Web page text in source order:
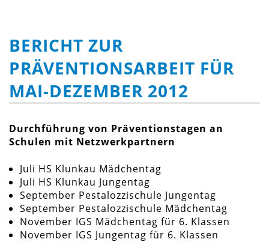
BERICHT ZUR
PRÄVENTIONSARBEIT FÜR
MAI-DEZEMBER 2012
Durchführung von Präventionstagen an
Schulen mit Netzwerkpartnern
Juli HS Klunkau Mädchentag
Juli HS Klunkau Jungentag
September Pestalozzischule Jungentag
September Pestalozzischule Mädchentag
November IGS Mädchentag für 6. Klassen
November IGS Jungentag für 6. Klassen